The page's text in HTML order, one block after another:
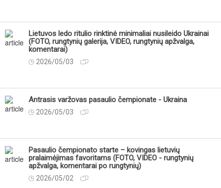
Lietuvos ledo ritulio rinktinė minimaliai nusileido Ukrainai
(FOTO, rungtynių galerija, VIDEO, rungtynių apžvalga,
komentarai)
2026/05/03
Antrasis varžovas pasaulio čempionate - Ukraina
2026/05/03
Pasaulio čempionato starte – kovingas lietuvių
pralaimėjimas favoritams (FOTO, VIDEO - rungtynių
apžvalga, komentarai po rungtynių)
2026/05/02